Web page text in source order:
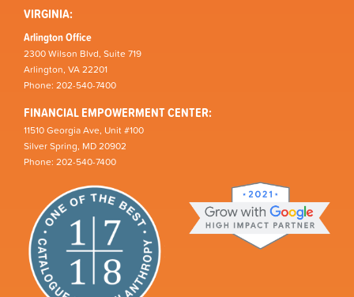
VIRGINIA:
Arlington Office
2300 Wilson Blvd, Suite 719
Arlington, VA 22201
Phone: 202-540-7400
FINANCIAL EMPOWERMENT CENTER:
11510 Georgia Ave, Unit #100
Silver Spring, MD 20902
Phone: 202-540-7400